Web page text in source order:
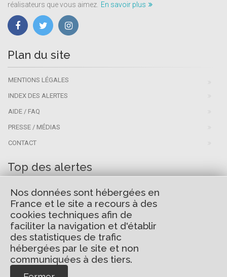
réalisateurs que vous aimez. En savoir plus
Plan du site
MENTIONS LÉGALES
INDEX DES ALERTES
AIDE / FAQ
PRESSE / MÉDIAS
CONTACT
Top des alertes
Créer mon compte
Créez gratuitement votre compte Evernext pour ne plus jamais
manquer un film, une série, ...
Nos données sont hébergées en
France et le site a recours à des
cookies techniques afin de
faciliter la navigation et d'établir
des statistiques de trafic
hébergées par le site et non
communiquées à des tiers.